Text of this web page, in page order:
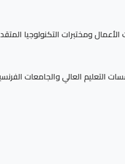
ومختبرات التكنولوجيا
التعليم العالي والجامعات